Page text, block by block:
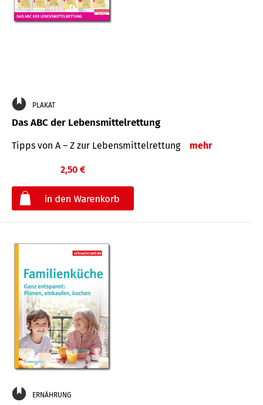
PLAKAT
Das ABC der Lebensmittelrettung
Tipps von A – Z zur Lebensmittelrettung mehr
2,50 €
ERNÄHRUNG